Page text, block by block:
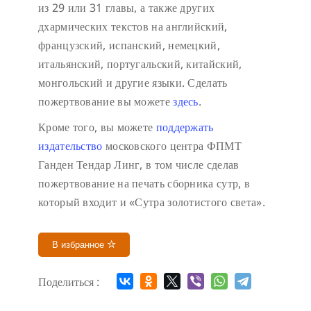
из 29 или 31 главы, а также других
дхармических текстов на английский,
французский, испанский, немецкий,
итальянский, португальский, китайский,
монгольский и другие языки. Сделать
пожертвование вы можетездесь.
Кроме того, вы можете поддержать
издательство московского центра ФПМТ
Ганден Тендар Линг, в том числе сделав
пожертвование на печать сборника сутр, в
который входит и «Сутра золотистого света».
В избранное
Поделиться :